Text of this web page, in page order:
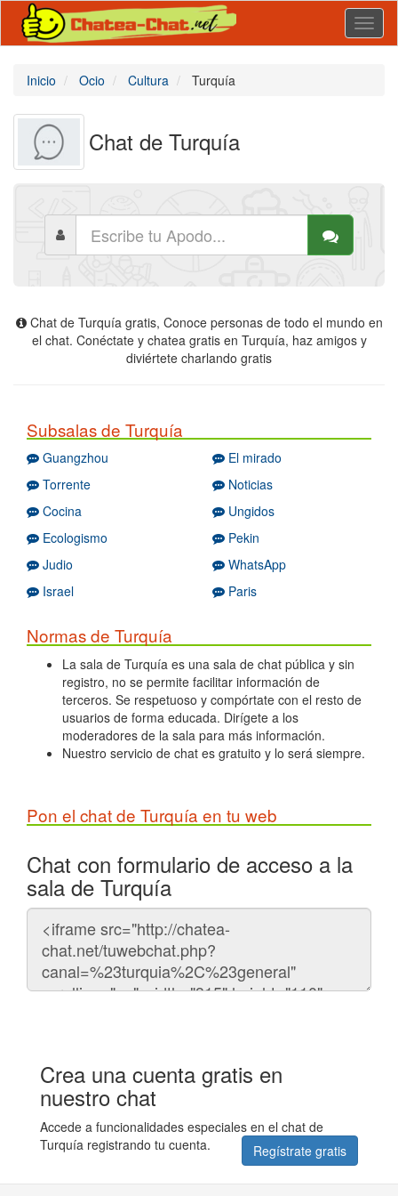
Inicio Ocio Cultura Turquía
Chat de Turquía
Chat de Turquía gratis, Conoce personas de todo el mundo en
el chat. Conéctate y chatea gratis en Turquía, haz amigos y
diviértete charlando gratis
Subsalas de Turquía
Guangzhou
El mirado
Torrente
Noticias
Cocina
Ungidos
Ecologismo
Pekin
Judio
WhatsApp
Israel
Paris
Normas de Turquía
La sala de Turquía es una sala de chat pública y sin
registro, no se permite facilitar información de
terceros. Se respetuoso y compórtate con el resto de
usuarios de forma educada. Dirígete a los
moderadores de la sala para más información.
Nuestro servicio de chat es gratuito y lo será siempre.
Pon el chat de Turquía en tu web
Chat con formulario de acceso a la
sala de Turquía
Código
del
chat
Crea una cuenta gratis en
nuestro chat
Accede a funcionalidades especiales en el chat de
Turquía registrando tu cuenta.
Regístrate gratis